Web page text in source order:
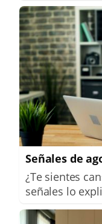
Señales de
¿Te sientes
señales lo